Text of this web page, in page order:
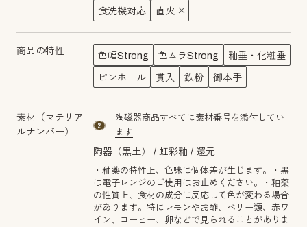
食洗機対応 直火
商品の特性 色幅Strong 色ムラStrong 釉垂・化粧垂
ピンホール 貫入 鉄粉 御本手
素材（マテリア
ルナンバー）
material number2
陶磁器商品すべてに素材番号を添付してい
ます
陶器（黒土） 虹彩釉 還元
・釉薬の特性上、色味に個体差が生じます。・黒
は電子レンジのご使用はお止めください。・釉薬
の性質上、食材の成分に反応して色が変わる場合
があります。特にレモンやお酢、ベリー類、赤ワ
イン、コーヒー、卵などで見られることがありま